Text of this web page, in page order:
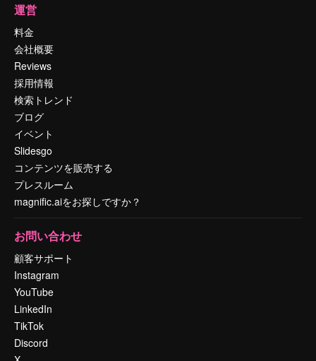
運営
料金
会社概要
Reviews
採用情報
検索トレンド
ブログ
イベント
Slidesgo
コンテンツを販売する
プレスルーム
magnific.aiをお探しですか？
お問い合わせ
顧客サポート
Instagram
YouTube
LinkedIn
TikTok
Discord